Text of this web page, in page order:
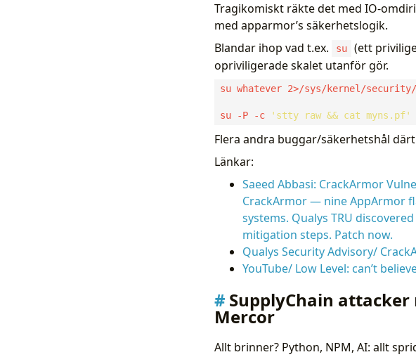
Tragikomiskt räkte det med IO-
med apparmor’s säkerhetslogik.
Blandar ihop vad t.ex.
su
(ett
opriviligerade skalet utanför gör.
su -P -c 'stty raw && cat myns.pf'
Flera andra buggar/säkerhetshål
Länkar:
Saeed Abbasi: CrackArmor
CrackArmor — nine AppArmor
systems. Qualys TRU
mitigation steps. Patch now.
Qualys Security Advisory/
YouTube/ Low Level: can’t
SupplyChain attacker
Mercor
Allt brinner? Python, NPM, AI: allt